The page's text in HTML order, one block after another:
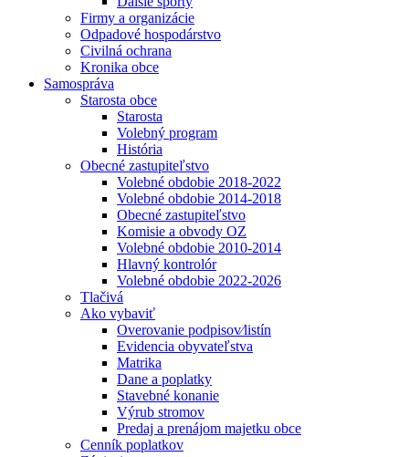
Firmy a organizácie
Odpadové hospodárstvo
Civilná ochrana
Kronika obce
Samospráva
Starosta obce
Starosta
Volebný program
História
Obecné zastupiteľstvo
Volebné obdobie 2018-2022
Volebné obdobie 2014-2018
Obecné zastupiteľstvo
Komisie a obvody OZ
Volebné obdobie 2010-2014
Hlavný kontrolór
Volebné obdobie 2022-2026
Tlačivá
Ako vybaviť
Overovanie podpisov⁄listín
Evidencia obyvateľstva
Matrika
Dane a poplatky
Stavebné konanie
Výrub stromov
Predaj a prenájom majetku obce
Cenník poplatkov